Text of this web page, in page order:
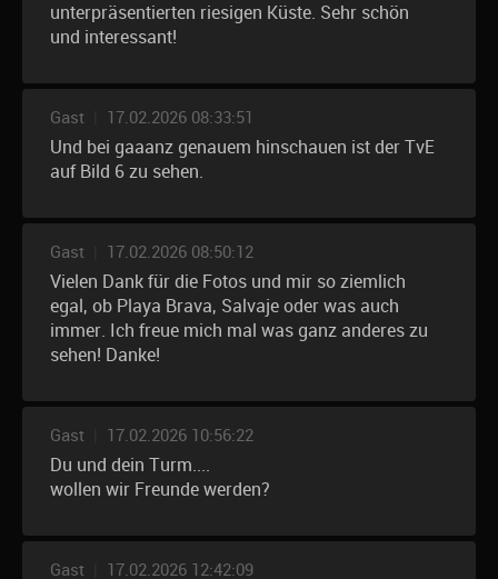
unterpräsentierten riesigen Küste. Sehr schön
und interessant!
Gast 17.02.2026 08:33:51
Und bei gaaanz genauem hinschauen ist der TvE
auf Bild 6 zu sehen.
Gast 17.02.2026 08:50:12
Vielen Dank für die Fotos und mir so ziemlich
egal, ob Playa Brava, Salvaje oder was auch
immer. Ich freue mich mal was ganz anderes zu
sehen! Danke!
Gast 17.02.2026 10:56:22
Du und dein Turm....
wollen wir Freunde werden?
Gast 17.02.2026 12:42:09